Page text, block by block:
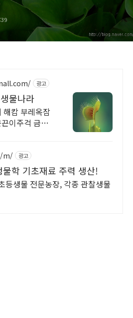
광고
물나라
해캄 부레옥잠
이주걱 금호
m/ 광고
학 기초재료 주력 생산!
등생물 전문농장, 각종 관찰생물